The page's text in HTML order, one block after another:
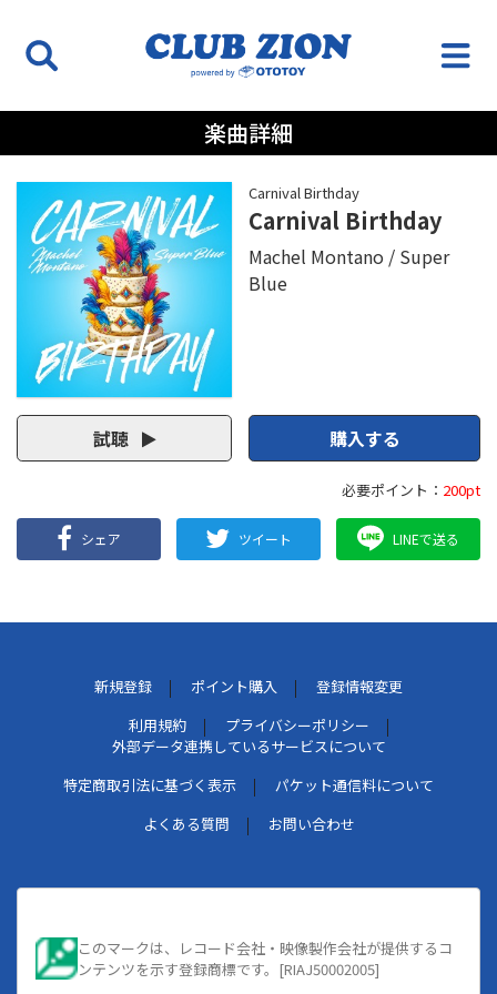
楽曲詳細
Carnival Birthday
Carnival Birthday
Machel Montano
Super
Blue
試聴 購入する
必要ポイント： 200pt
シェア ツイート LINEで送る
新規登録 ポイント購入
登録情報変更
利用規約
プライバシーポリシー
外部データ連携しているサービスについて
特定商取引法に基づく表示
パケット通信料について
よくある質問
お問い合わせ
このマークは、レコード会社・映像製作会社が提供するコ
ンテンツを示す登録商標です。[RIAJ50002005]